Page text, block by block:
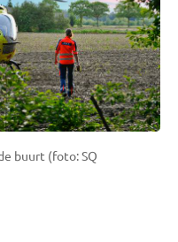
buurt (foto: SQ